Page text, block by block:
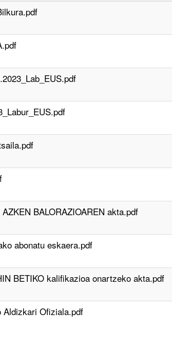
BALORAZIOAREN akta.pdf
abonatu eskaera.pdf
BETIKO kalifikazioa onartzeko akta.pdf
Aldizkari Ofiziala.pdf